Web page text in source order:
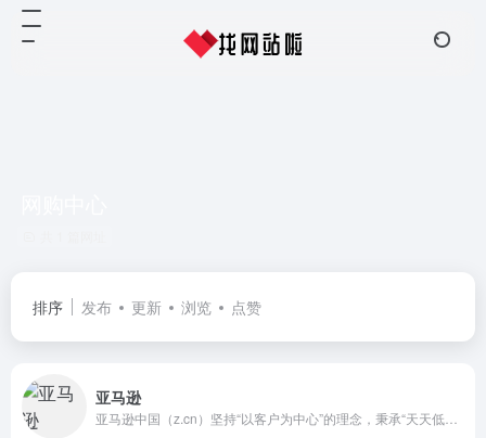
排序 发布 更新 浏览 点赞
亚马逊